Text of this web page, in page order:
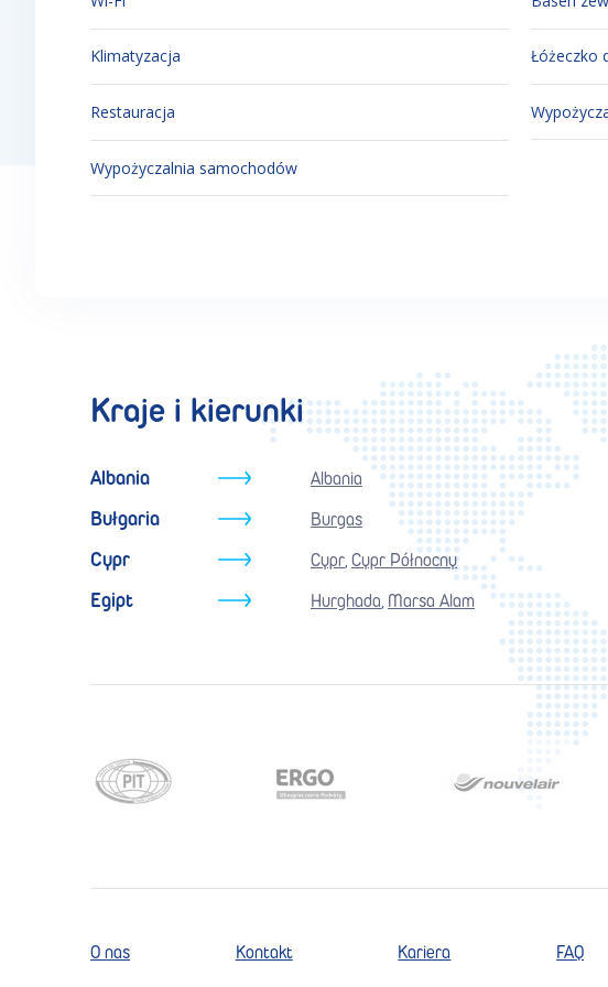
Klimatyzacja Łóżeczko
Restauracja
Wypożyczalnia samochodów
Kraje i kierunki
Albania Albania
Bułgaria Burgas
Cypr Cypr, Cypr Północny
Egipt Hurghada, Marsa Alam
O nas Kontakt Kariera FAQ